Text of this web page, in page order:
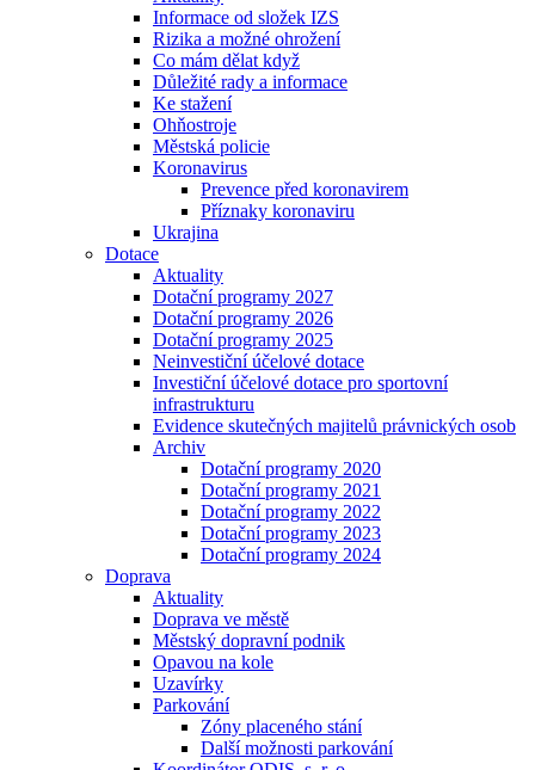
Informace od složek IZS
Rizika a možné ohrožení
Co mám dělat když
Důležité rady a informace
Ke stažení
Ohňostroje
Městská policie
Koronavirus
Prevence před koronavirem
Příznaky koronaviru
Ukrajina
Dotace
Aktuality
Dotační programy 2027
Dotační programy 2026
Dotační programy 2025
Neinvestiční účelové dotace
Investiční účelové dotace pro sportovní
infrastrukturu
Evidence skutečných majitelů právnických osob
Archiv
Dotační programy 2020
Dotační programy 2021
Dotační programy 2022
Dotační programy 2023
Dotační programy 2024
Doprava
Aktuality
Doprava ve městě
Městský dopravní podnik
Opavou na kole
Uzavírky
Parkování
Zóny placeného stání
Další možnosti parkování